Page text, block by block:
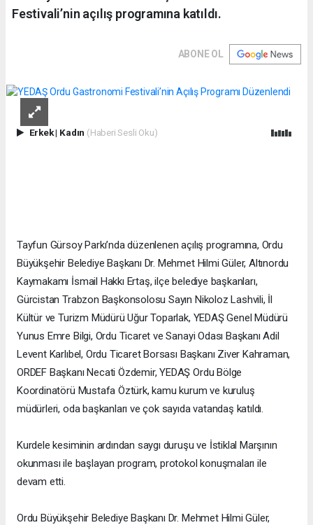
Festivali’nin açılış programına katıldı.
ABONE OL
Erkek| Kadın (Haberi Sesli Oku)
Tayfun Gürsoy Parkı’nda düzenlenen açılış programına, Ordu
Büyükşehir Belediye Başkanı Dr. Mehmet Hilmi Güler, Altınordu
Kaymakamı İsmail Hakkı Ertaş, ilçe belediye başkanları,
Gürcistan Trabzon Başkonsolosu Sayın Nikoloz Lashvili, İl
Kültür ve Turizm Müdürü Uğur Toparlak, YEDAŞ Genel Müdürü
Yunus Emre Bilgi, Ordu Ticaret ve Sanayi Odası Başkanı Adil
Levent Karlıbel, Ordu Ticaret Borsası Başkanı Ziver Kahraman,
ORDEF Başkanı Necati Özdemir, YEDAŞ Ordu Bölge
Koordinatörü Mustafa Öztürk, kamu kurum ve kuruluş
müdürleri, oda başkanları ve çok sayıda vatandaş katıldı.
Kurdele kesiminin ardından saygı duruşu ve İstiklal Marşının
okunması ile başlayan program, protokol konuşmaları ile
devam etti.
Ordu Büyükşehir Belediye Başkanı Dr. Mehmet Hilmi Güler,